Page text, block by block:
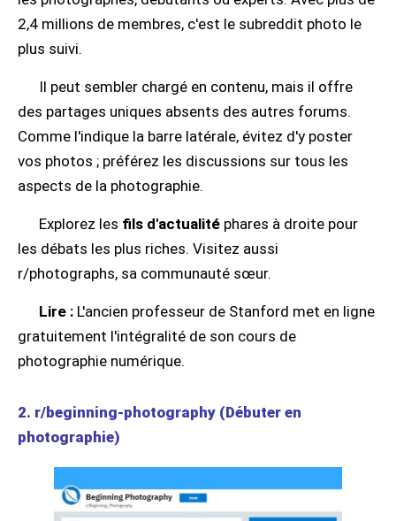
2,4 millions de membres, c'est le subreddit photo le
plus suivi.
Il peut sembler chargé en contenu, mais il offre
des partages uniques absents des autres forums.
Comme l'indique la barre latérale, évitez d'y poster
vos photos ; préférez les discussions sur tous les
aspects de la photographie.
Explorez les fils d'actualité phares à droite pour
les débats les plus riches. Visitez aussi
r/photographs, sa communauté sœur.
Lire : L'ancien professeur de Stanford met en ligne
gratuitement l'intégralité de son cours de
photographie numérique.
2. r/beginning-photography (Débuter en
photographie)